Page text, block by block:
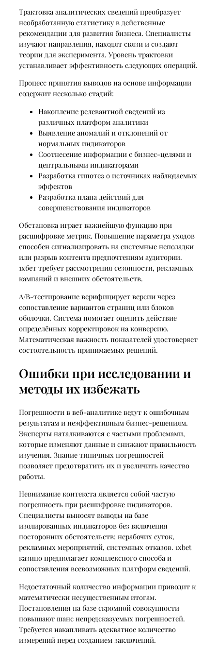
Трактовка аналитических сведений преобразует
необработанную статистику в действенные
рекомендации для развития бизнеса. Специалисты
изучают направления, находят связи и создают
теории для эксперимента. Уровень трактовки
устанавливает эффективность следующих операций.
Процесс принятия выводов на основе информации
содержит несколько стадий:
Накопление релевантной сведений из
различных платформ аналитики
Выявление аномалий и отклонений от
нормальных индикаторов
Соотнесение информации с бизнес-целями и
центральными индикаторами
Разработка гипотез о источниках наблюдаемых
эффектов
Разработка плана действий для
совершенствования индикаторов
Обстановка играет важнейшую функцию при
расшифровке метрик. Повышение параметра уходов
способен сигнализировать на системные неполадки
или разрыв контента предпочтениям аудитории.
1хбет требует рассмотрения сезонности, рекламных
кампаний и внешних обстоятельств.
A/B-тестирование верифицирует версии через
сопоставление вариантов страниц или блоков
оболочки. Система помогает оценить действие
определённых корректировок на конверсию.
Математическая важность показателей удостоверяет
состоятельность принимаемых решений.
Ошибки при исследовании и
методы их избежать
Погрешности в веб-аналитике ведут к ошибочным
результатам и неэффективным бизнес-решениям.
Эксперты наталкиваются с частыми проблемами,
которые изменяют данные и снижают правильность
изучения. Знание типичных погрешностей
позволяет предотвратить их и увеличить качество
работы.
Невнимание контекста является собой частую
погрешность при расшифровке индикаторов.
Специалисты выносят выводы на базе
изолированных индикаторов без включения
посторонних обстоятельств: нерабочих суток,
рекламных мероприятий, системных отказов. 1xbet
казино предполагает комплексного способа и
сопоставления всевозможных платформ сведений.
Недостаточный количество информации приводит к
математически несущественным итогам.
Постановления на базе скромной совокупности
повышают шанс непредсказуемых погрешностей.
Требуется накапливать адекватное количество
измерений перед созданием заключений.